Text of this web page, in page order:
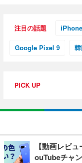
注目の話題
Google Pixel 9
PICK UP
【動画レビ
ouTubeチャ